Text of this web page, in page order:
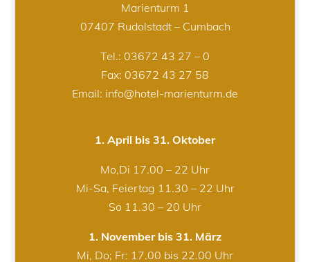
Marienturm 1
07407 Rudolstadt – Cumbach
Tel.: 03672 43 27 – 0
Fax: 03672 43 27 58
Email: info@hotel-marienturm.de
1. April bis 31. Oktober
Mo,Di 17.00 – 22 Uhr
Mi-Sa, Feiertag 11.30 – 22 Uhr
So 11.30 – 20 Uhr
1. November bis 31. März
Mi, Do; Fr: 17.00 bis 22.00 Uhr